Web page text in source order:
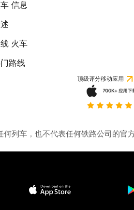
信息
火车
路线
顶级评分移动应用
列车，也不代表任何铁路公司的官